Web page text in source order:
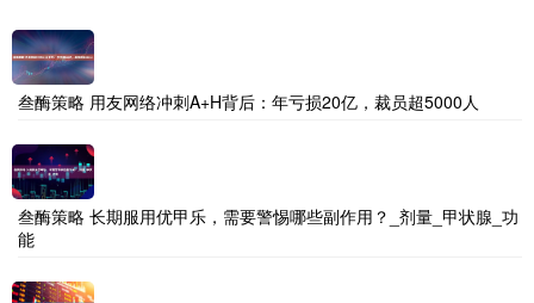
叁酶策略 用友网络冲刺A+H背后：年亏损20亿，裁员超5000人
叁酶策略 长期服用优甲乐，需要警惕哪些副作用？_剂量_甲状腺_功
能